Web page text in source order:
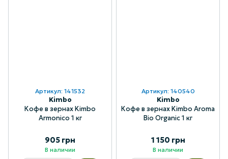
Артикул: 141532
Kimbo
Кофе в зернах Kimbo
Armonico 1 кг
905 грн
В наличии
Артикул: 140540
Kimbo
Кофе в зернах Kimbo Aroma
Bio Organic 1 кг
1 150 грн
В наличии